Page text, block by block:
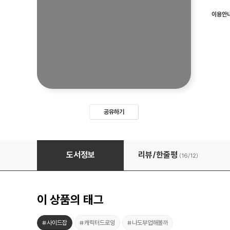
공유하기
이용안
돈 버는 이모티콘 만들기
도서정보 리뷰/한줄평 (16/12)
이 상품의 태그
#사이드잡 #캐릭터드로잉 #나도부업해볼까